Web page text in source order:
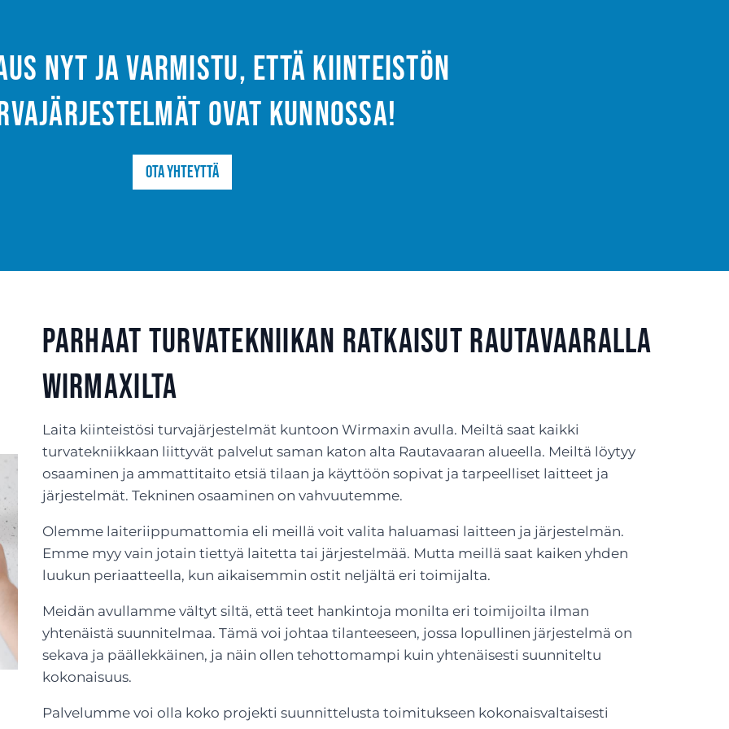
nyt ja varmistu, että kiinteistön
ovat kunnossa!
Ota yhteyttä
Parhaat turvatekniikan ratkaisut Rautavaaralla
Wirmaxilta
Laita kiinteistösi turvajärjestelmät kuntoon Wirmaxin avulla. Meiltä saat kaikki
turvatekniikkaan liittyvät palvelut saman katon alta Rautavaaran alueella. Meiltä löytyy
osaaminen ja ammattitaito etsiä tilaan ja käyttöön sopivat ja tarpeelliset laitteet ja
järjestelmät. Tekninen osaaminen on vahvuutemme.
Olemme laiteriippumattomia eli meillä voit valita haluamasi laitteen ja järjestelmän.
Emme myy vain jotain tiettyä laitetta tai järjestelmää. Mutta meillä saat kaiken yhden
luukun periaatteella, kun aikaisemmin ostit neljältä eri toimijalta.
Meidän avullamme vältyt siltä, että teet hankintoja monilta eri toimijoilta ilman
yhtenäistä suunnitelmaa. Tämä voi johtaa tilanteeseen, jossa lopullinen järjestelmä on
sekava ja päällekkäinen, ja näin ollen tehottomampi kuin yhtenäisesti suunniteltu
kokonaisuus.
Palvelumme voi olla koko projekti suunnittelusta toimitukseen kokonaisvaltaisesti